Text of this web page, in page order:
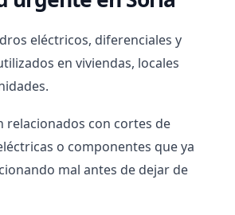
eléctricos, diferenciales y
en viviendas, locales
relacionados con cortes de
o componentes que ya
mal antes de dejar de